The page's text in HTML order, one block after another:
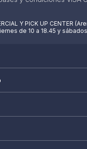
Y PICK UP CENTER
de 10 a 18.45 y